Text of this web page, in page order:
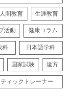
人間教育 生涯教育
活動 健康コラム
科 日本語学科
国家試験 遠方
ィックトレーナー